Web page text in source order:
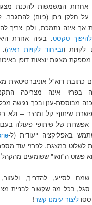
אחרות המשמשות להכנת
חלקן ניתן (כיום)
אך אינה נתמכת, ולכן צריך
להיפוך טקסט. בעיה אחרת
(ובייחוד לקויות ראיה).
מספקת מצגות יוצאות דופן
כתובת דוא"ל אוניברסיטאית
בפרזי אינה מצריכה
מבוססת-ענן ובכך נגישה
שיתוף קל ומהיר – ולא
של שיתופי פעולה
באפליקציה ייעודית (ל-
לשלוט במצגת. לפרזי עוד
פשוט ה"וואו" ששומעים
לסייע, להדריך, ולעזור,
סגל, בכל מה שקשור לבניית
ליצור עימנו קשר!